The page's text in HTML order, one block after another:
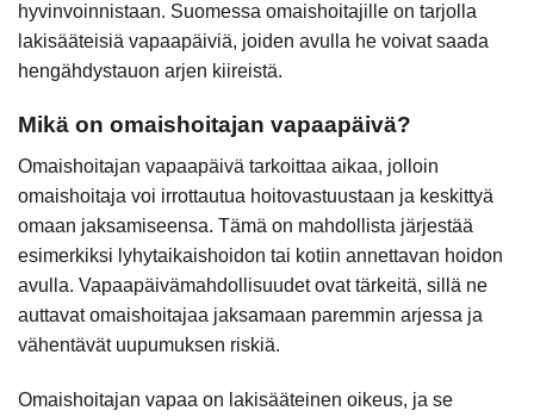
hyvinvoinnistaan. Suomessa omaishoitajille on tarjolla
lakisääteisiä vapaapäiviä, joiden avulla he voivat saada
hengähdystauon arjen kiireistä.
Mikä on omaishoitajan vapaapäivä?
Omaishoitajan vapaapäivä tarkoittaa aikaa, jolloin
omaishoitaja voi irrottautua hoitovastuustaan ja keskittyä
omaan jaksamiseensa. Tämä on mahdollista järjestää
esimerkiksi lyhytaikaishoidon tai kotiin annettavan hoidon
avulla. Vapaapäivämahdollisuudet ovat tärkeitä, sillä ne
auttavat omaishoitajaa jaksamaan paremmin arjessa ja
vähentävät uupumuksen riskiä.
Omaishoitajan vapaa on lakisääteinen oikeus, ja se